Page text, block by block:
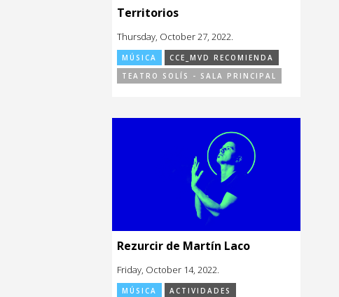
Territorios
Thursday, October 27, 2022.
MÚSICA
CCE_MVD RECOMIENDA
TEATRO SOLÍS - SALA PRINCIPAL
Rezurcir de Martín Laco
Friday, October 14, 2022.
MÚSICA
ACTIVIDADES